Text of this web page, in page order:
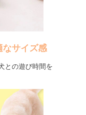
なサイズ感
との遊び時間を